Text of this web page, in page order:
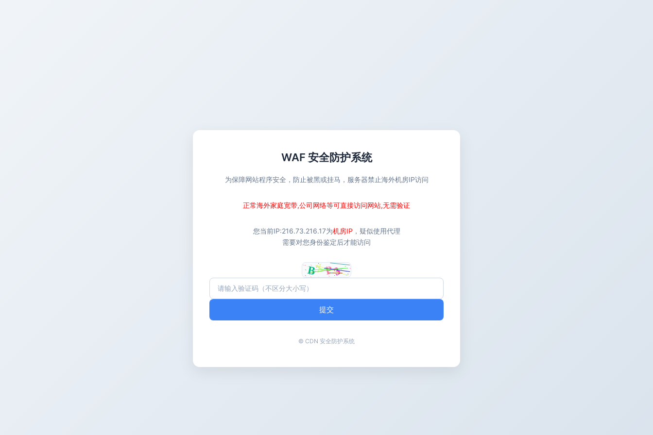
WAF 安全防护系统
为保障网站程序安全，防止被黑或挂马，服务器禁止海外机房IP访问
正常海外家庭宽带,公司网络等可直接访问网站,无需验证
您当前IP:216.73.216.17为机房IP ，疑似使用代理
需要对您身份鉴定后才能访问
提交
© CDN 安全防护系统